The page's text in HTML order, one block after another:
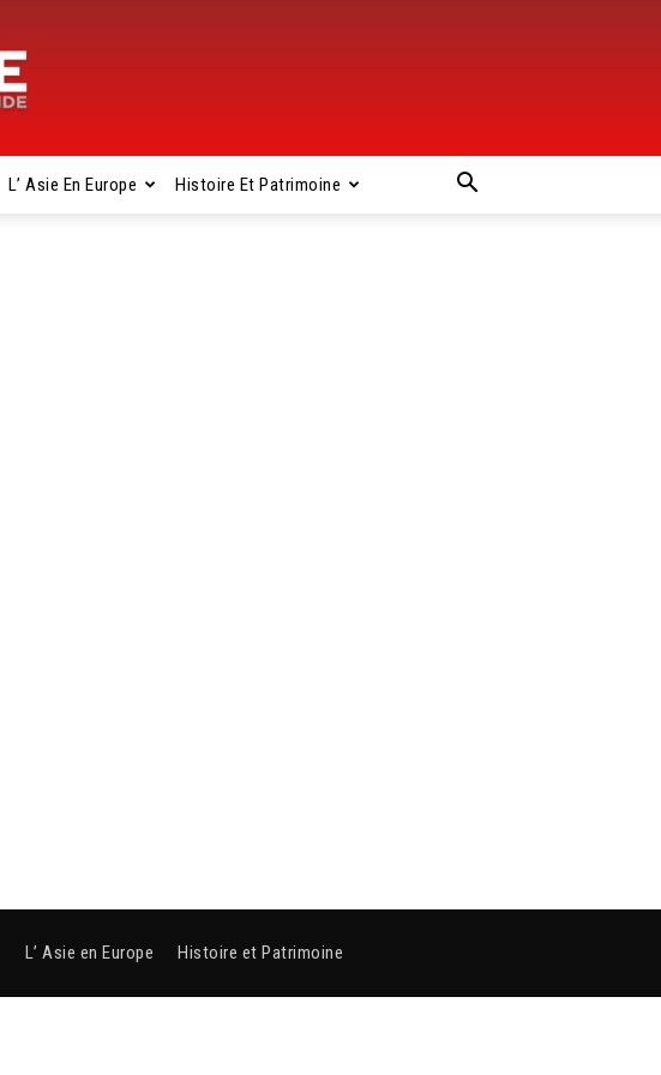
L’ Asie En Europe Histoire Et Patrimoine
L’ Asie en Europe Histoire et Patrimoine